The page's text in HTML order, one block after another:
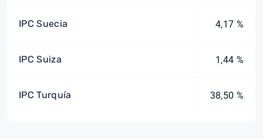
IPC Suecia 4,17 %
IPC Suiza 1,44 %
IPC Turquía 38,50 %